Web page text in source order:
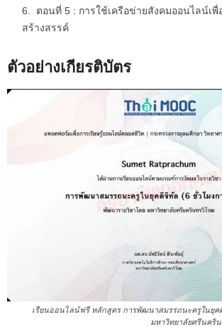
ตอนที่ 5 : การใช้เครือข่ายสังคมออนไลน์เพื่
สร้างสรรค์
ตัวอย่างเกียรติบัตร
เรียนออนไลน์ฟรี หลักสูตร การพัฒนาสมรรถนะครูในยุค
มหาวิทยาลัยศรีนคริ